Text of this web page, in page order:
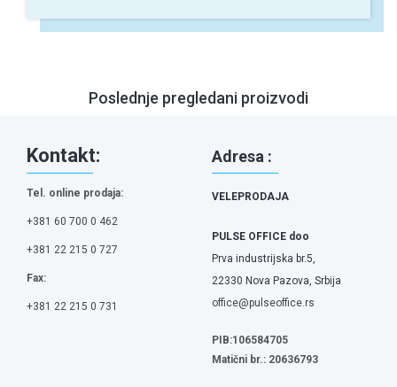
Poslednje pregledani proizvodi
Kontakt:
Tel. online prodaja:
+381 60 700 0 462
+381 22 215 0 727
Fax:
+381 22 215 0 731
Adresa :
VELEPRODAJA
PULSE OFFICE doo
Prva industrijska br.5,
22330 Nova Pazova, Srbija
office@pulseoffice.rs
PIB:106584705
Matični br.: 20636793